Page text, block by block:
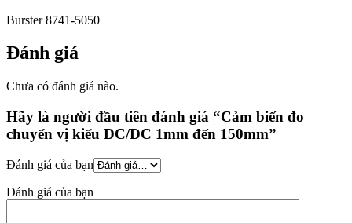
Burster 8741-5050
Đánh giá
Chưa có đánh giá nào.
Hãy là người đầu tiên đánh giá “Cảm biến đo
chuyển vị kiểu DC/DC 1mm đến 150mm”
Đánh giá của bạn
Đánh giá của bạn